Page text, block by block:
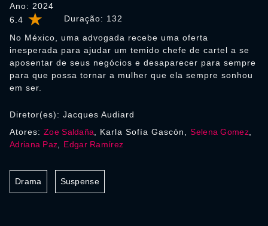
6.4 Duração: 132
Ano: 2024
No México, uma advogada recebe uma oferta
inesperada para ajudar um temido chefe de cartel a se
aposentar de seus negócios e desaparecer para sempre
para que possa tornar a mulher que ela sempre sonhou
em ser.
Diretor(es): Jacques Audiard
Atores: Zoe Saldaña , Karla Sofía Gascón,Selena Gomez,
Adriana Paz
Edgar Ramírez
Drama Suspense